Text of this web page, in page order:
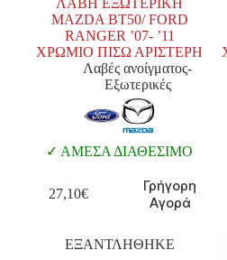
ΛΑΒΗ ΕΞΩΤΕΡΙΚΗ
MAZDA BT50/ FORD
RANGER ’07- ’11
ΧΡΩΜΙΟ ΠΙΣΩ ΑΡΙΣΤΕΡΗ
Λαβές ανοίγματος-
Εξωτερικές
ΑΜΕΣΑ ΔΙΑΘΕΣΙΜΟ
27,10€
Γρήγορη
Αγορά
ΕΞΑΝΤΛΗΘΗΚΕ